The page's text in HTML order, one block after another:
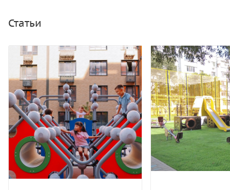
(RAL по согласованию).
Статьи